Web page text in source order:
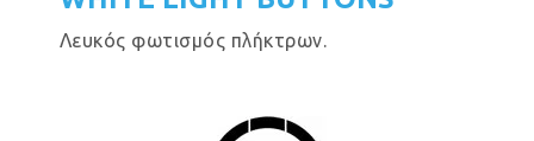
Λευκός φωτισμός πλήκτρων.